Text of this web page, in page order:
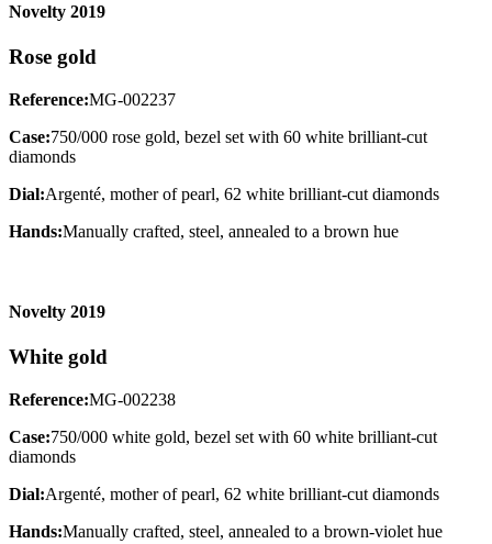
Novelty 2019
Rose gold
Reference:MG-002237
Case:750/000 rose gold, bezel set with 60 white brilliant-cut
diamonds
Dial:Argenté, mother of pearl, 62 white brilliant-cut diamonds
Hands:Manually crafted, steel, annealed to a brown hue
Novelty 2019
White gold
Reference:MG-002238
Case:750/000 white gold, bezel set with 60 white brilliant-cut
diamonds
Dial:Argenté, mother of pearl, 62 white brilliant-cut diamonds
Hands:Manually crafted, steel, annealed to a brown-violet hue